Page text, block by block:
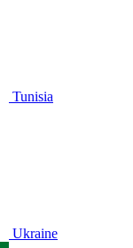
Tunisia
Ukraine